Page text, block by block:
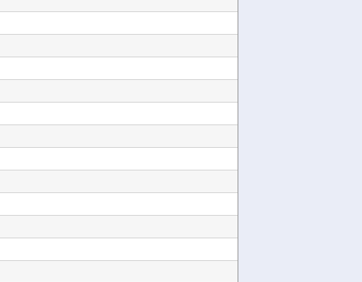
【悲報】大ヒットの映画「スパイダーマン」最新作、上映中に強烈なオナラが発生し観客数十人避難...
UEFAとFIFAの争いが完全に泥沼化した模様、UEFA側の逆転敗北すらあり得るような情勢...
漫画ワンピース(平均読者44歳)「第三世界でさぁ！悪魔がいてさぁ！世界を創った19の武器が...
【朗報】甲子園に女性審判が仲間入り→初出場で流した涙に「絶対失敗できない」ファン称賛ｗｗｗ...
助けてくれ?他